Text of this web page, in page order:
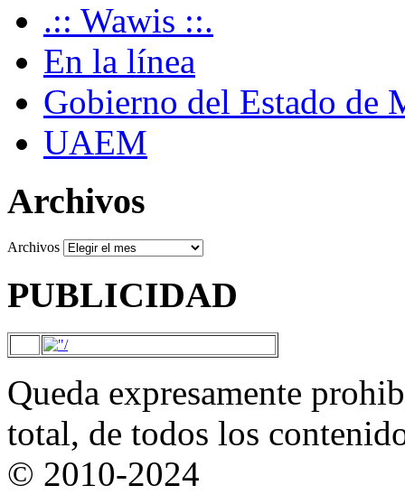
.:: Wawis ::.
En la línea
Gobierno del Estado de
UAEM
Archivos
Archivos
PUBLICIDAD
Queda expresamente
total, de todos los
© 2010-2024